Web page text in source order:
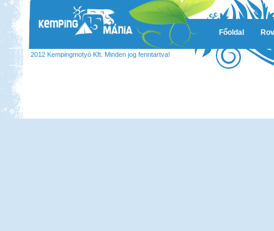
Főoldal
2012 Kempingmotyó Kft. Minden jog fenntartva!